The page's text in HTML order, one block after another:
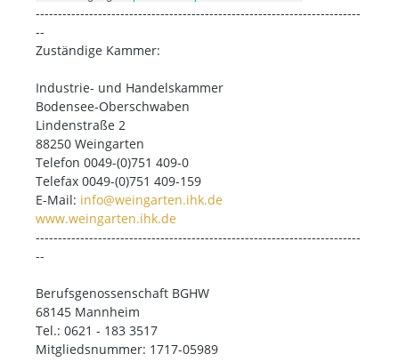
-------------------------------------------------------------------------
--
Zuständige Kammer:
Industrie- und Handelskammer
Bodensee-Oberschwaben
Lindenstraße 2
88250 Weingarten
Telefon 0049-(0)751 409-0
Telefax 0049-(0)751 409-159
E-Mail: info@weingarten.ihk.de
www.weingarten.ihk.de
-------------------------------------------------------------------------
--
Berufsgenossenschaft BGHW
68145 Mannheim
Tel.: 0621 - 183 3517
Mitgliedsnummer: 1717-05989